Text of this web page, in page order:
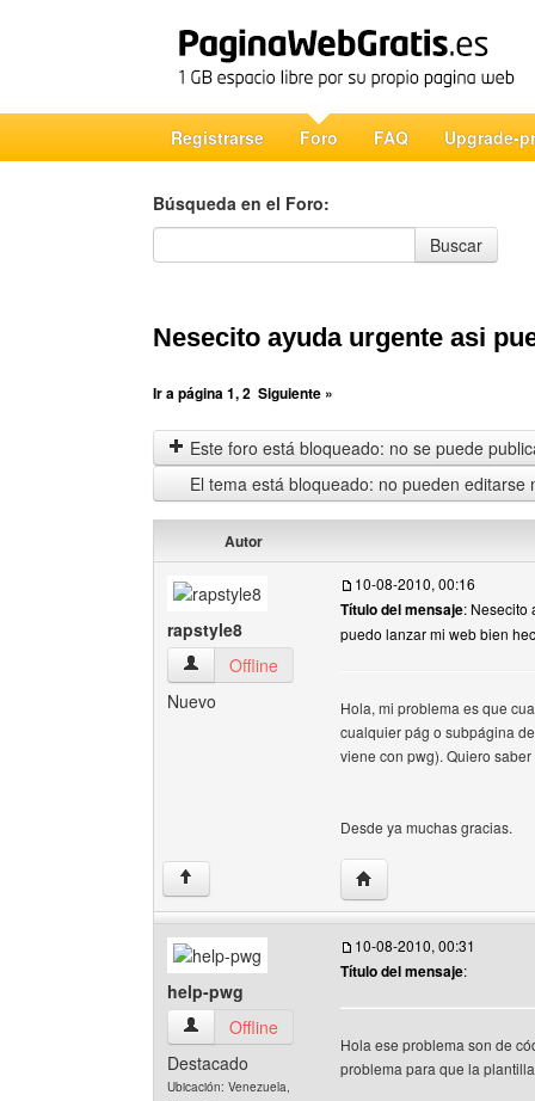
Registrarse Foro FAQ Upgrade-
Búsqueda en el Foro:
Búsqueda en el Foro
Buscar
Nesecito ayuda urgente asi
Ir a página1,2 Siguiente »
Este foro está bloqueado: no se puede
El tema está bloqueado: no pueden editarse
Autor
rapstyle8
rapstyle8 Ver perfil del usuario
Offline
Nuevo
10-08-2010, 00:16
Título del mensaje: Nesecito
puedo lanzar mi web bien
Hola, mi problema es que
cualquier pág o subpágina
viene con pwg). Quiero
Desde ya muchas gracias.
↑ Visitar sitio web del
help-pwg
help-pwg Ver perfil del usuario
Offline
Destacado
Ubicación: Venezuela,
10-08-2010, 00:31
Título del mensaje:
Hola ese problema son de
problema para que la